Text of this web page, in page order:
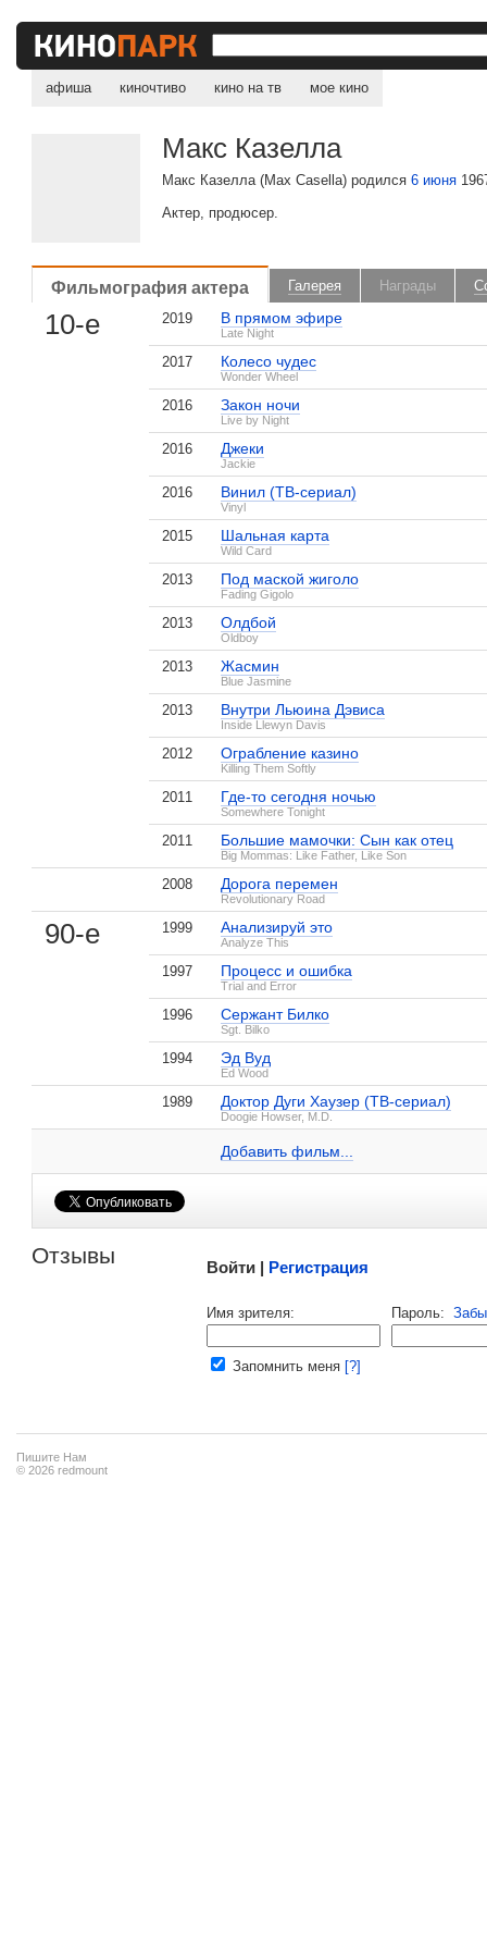
афиша киночтиво кино на тв мое кино
Макс Казелла
Макс Казелла (Max Casella) родился6 июня
Актер, продюсер.
Фильмография актера Галерея Награды
10-е 2019 В прямом эфире
Late Night
2017 Колесо чудес
Wonder Wheel
2016 Закон ночи
Live by Night
2016 Джеки
Jackie
2016 Винил (ТВ-сериал)
Vinyl
2015 Шальная карта
Wild Card
2013 Под маской жиголо
Fading Gigolo
2013 Олдбой
Oldboy
2013 Жасмин
Blue Jasmine
2013 Внутри Льюина Дэвиса
Inside Llewyn Davis
2012 Ограбление казино
Killing Them Softly
2011 Где-то сегодня ночью
Somewhere Tonight
2011 Большие мамочки: Сын как отец
Big Mommas: Like Father, Like Son
2008 Дорога перемен
Revolutionary Road
90-е 1999 Анализируй это
Analyze This
1997 Процесс и ошибка
Trial and Error
1996 Сержант Билко
Sgt. Bilko
1994 Эд Вуд
Ed Wood
1989 Доктор Дуги Хаузер (ТВ-сериал)
Doogie Howser, M.D.
Добавить фильм...
Жасмин
Макс Казелла на IMDB.com
Отзывы
, поделитесь своим мнением
Войти | Регистрация
Имя зрителя: Пароль:
Запомнить меня [?]
Пишите Нам
© 2026 redmount